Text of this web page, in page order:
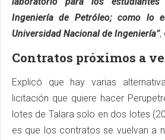
Ingeniería de Petróleo; como lo
Universidad Nacional de Ingeniería”,
Contratos próximos a
Explicó que hay varias
licitación que quiere hacer
lotes de Talara solo en dos lotes
es que los contratos se vuelvan a